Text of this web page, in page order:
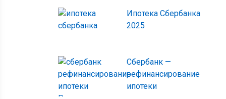
Ипотека Сбербанка
2025
Сбербанк —
рефинансирование
ипотеки